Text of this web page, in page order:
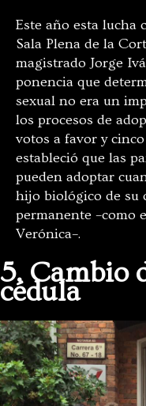
Este año esta lucha
Sala Plena de la
magistrado Jorge
ponencia que
sexual no era un
los procesos de
votos a favor y
estableció que las
pueden adoptar
hijo biológico de su
permanente –como
Verónica–.
5. Cambio
cédula